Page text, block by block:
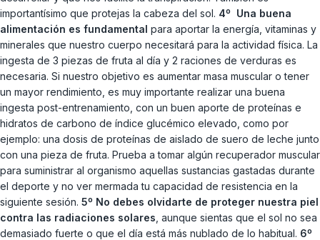
importantísimo que protejas la cabeza del sol. 4º Una buena
alimentación es fundamental para aportar la energía, vitaminas y
minerales que nuestro cuerpo necesitará para la actividad física. La
ingesta de 3 piezas de fruta al día y 2 raciones de verduras es
necesaria. Si nuestro objetivo es aumentar masa muscular o tener
un mayor rendimiento, es muy importante realizar una buena
ingesta post-entrenamiento, con un buen aporte de proteínas e
hidratos de carbono de índice glucémico elevado, como por
ejemplo: una dosis de proteínas de aislado de suero de leche junto
con una pieza de fruta. Prueba a tomar algún recuperador muscular
para suministrar al organismo aquellas sustancias gastadas durante
el deporte y no ver mermada tu capacidad de resistencia en la
siguiente sesión. 5º No debes olvidarte de proteger nuestra piel
contra las radiaciones solares , aunque sientas que el sol no sea
demasiado fuerte o que el día está más nublado de lo habitual. 6º